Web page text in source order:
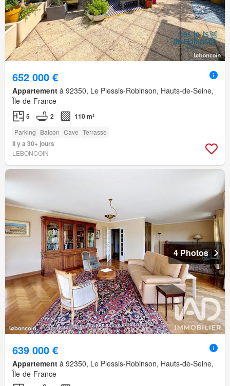
652 000 €
Appartement à 92350, Le Plessis-Robinson, Hauts-de-Seine,
Île-de-France
5 2 110 m²
Parking Balcon Cave Terrasse
Il y a 30+ jours
LEBONCOIN
4 Photos
639 000 €
Appartement à 92350, Le Plessis-Robinson, Hauts-de-Seine,
Île-de-France